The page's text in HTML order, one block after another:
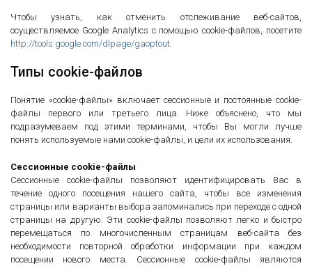
Чтобы узнать, как отменить отслеживание веб-сайтов,
осуществляемое Google Analytics с помощью cookie-файлов, посетите
http://tools.google.com/dlpage/gaoptout.
Типы cookie-файлов
Понятие «cookie-файлы» включает сессионные и постоянные cookie-
файлы первого или третьего лица. Ниже объяснено, что мы
подразумеваем под этими терминами, чтобы Вы могли лучше
понять используемые нами cookie-файлы, и цели их использования.
Сессионные cookie-файлы
Сессионные cookie-файлы позволяют идентифицировать Вас в
течение одного посещения нашего сайта, чтобы все изменения
страницы или варианты выбора запоминались при переходе с одной
страницы на другую. Эти cookie-файлы позволяют легко и быстро
перемещаться по многочисленным страницам веб-сайта без
необходимости повторной обработки информации при каждом
посещении нового места. Сессионные cookie-файлы являются